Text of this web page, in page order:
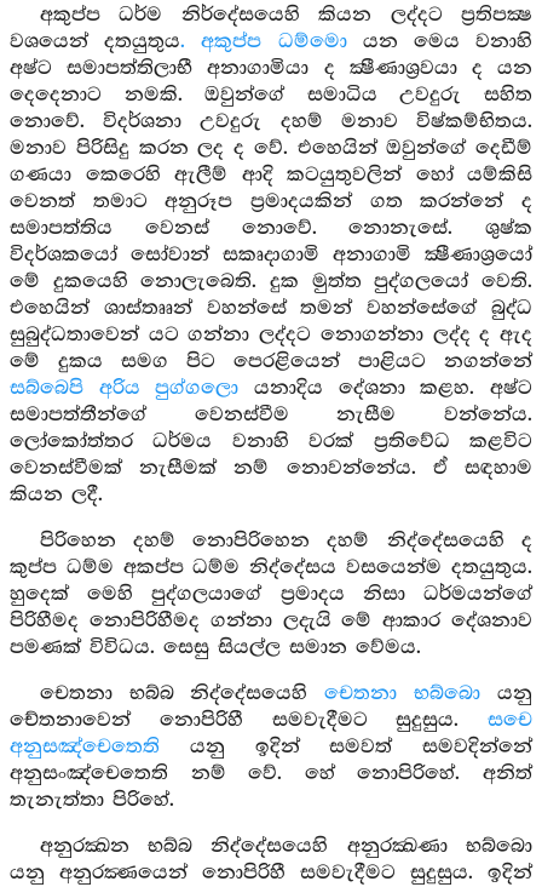
අකුප්ප ධර්ම නිර්දේසයෙහි කියන ලද්දට ප්‍රතිපක්‍ෂ
වශයෙන් දතයුතුය. අකුප්ප ධම්මොයන මෙය වනාහි
අෂ්ට සමාපත්තිලාභී අනාගාමියා ද ක්‍ෂීණාශ්‍රවයා ද යන
දෙදෙනාට නමකි. ඔවුන්ගේ සමාධිය උවදුරු සහිත
නොවේ. විදර්ශනා උවදුරු දහම් මනාව විෂ්කම්භිතය.
මනාව පිරිසිදු කරන ලද ද වේ. එහෙයින් ඔවුන්ගේ දෙඩීම්
ගණයා කෙරෙහි ඇලීම් ආදි කටයුතුවලින් හෝ යම්කිසි
වෙනත් තමාට අනුරූප ප්‍රමාදයකින් ගත කරන්නේ ද
සමාපත්තිය වෙනස් නොවේ. නොනැසේ. ශුෂ්ක
විදර්ශකයෝ සෝවාන් සකෘදාගාමි අනාගාමි ක්‍ෂීණාශ්‍රයෝ
මේ දුකයෙහි නොලැබෙති. දුක මුත්ත පුද්ගලයෝ වෙති.
එහෙයින් ශාස්තෲන් වහන්සේ තමන් වහන්සේගේ බුද්ධ
සුබුද්ධතාවෙන් යට ගන්නා ලද්දට නොගන්නා ලද්ද ද ඇද
මේ දුකය සමග පිට පෙරළියෙන් පාළියට නගන්නේ
සබ්බෙපි අරිය පුග්ගලො යනාදිය දේශනා කළහ. අෂ්ට
සමාපත්තීන්ගේ වෙනස්වීම නැසීම වන්නේය.
ලෝකෝත්තර ධර්මය වනාහි වරක් ප්‍රතිවේධ කළවිට
වෙනස්වීමක් නැසීමක් නම් නොවන්නේය. ඒ සඳහාම
කියන ලදී.
පිරිහෙන දහම් නොපිරිහෙන දහම් නිද්දේසයෙහි ද
කුප්ප ධම්ම අකප්ප ධම්ම නිද්දේසය වසයෙන්ම දතයුතුය.
හුදෙක් මෙහි පුද්ගලයාගේ ප්‍රමාදය නිසා ධර්මයන්ගේ
පිරිහීමද නොපිරිහීමද ගන්නා ලදැයි මේ ආකාර දේශනාව
පමණක් විවිධය. සෙසු සියල්ල සමාන වේමය.
චෙතනා භබ්බ නිද්දේසයෙහිචෙතනා භබ්බො යනු
චේතනාවෙන් නොපිරිහී සමවැදීමට සුදුසුය. සචෙ
අනුසඤ්චෙතෙති යනු ඉදින් සමවත් සමවදින්නේ
අනුසංඤ්චෙතෙති නම් වේ. හේ නොපිරිහේ. අනිත්
තැනැත්තා පිරිහේ.
අනුරක්‍ඛන භබ්බ නිද්දේසයෙහි අනුරක්‍ඛණා භබ්බො
යනු අනුරක්‍ණයෙන් නොපිරිහී සමවැදීමට සුදුසුය. ඉදින්